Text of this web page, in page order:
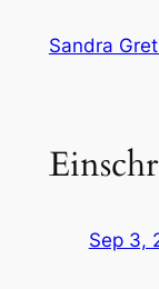
Sandra
Sep 3,